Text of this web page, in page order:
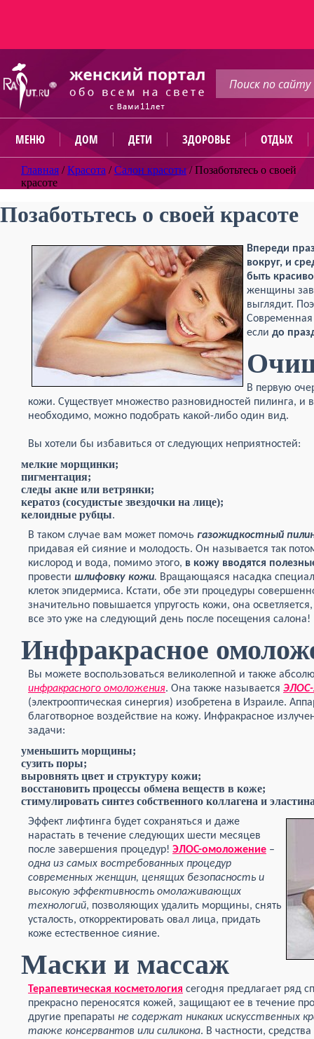
МЕНЮ ДОМ ДЕТИ ЗДОРОВЬЕ ОТДЫХ
Главная /Красота /Салон красоты /Позаботьтесь о своей
красоте
Позаботьтесь о своей красоте
Впереди
вокруг, и
быть
женщины
выглядит.
Современная
если до
В первую
кожи. Существует множество разновидностей пилинга, и
необходимо, можно подобрать какой-либо один вид.
Вы хотели бы избавиться от следующих неприятностей:
мелкие морщинки;
пигментация;
следы акне или ветрянки;
кератоз (сосудистые звездочки на лице);
келоидные рубцы.
В таком случае вам может помочь газожидкостный
придавая ей сияние и молодость. Он называется так
кислород и вода, помимо этого, в кожу вводятся
провести шлифовку кожи. Вращающаяся насадка
клеток эпидермиса. Кстати, обе эти процедуры
значительно повышается упругость кожи, она
все это уже на следующий день после посещения салона!
Инфракрасное
Вы можете воспользоваться великолепной и также
инфракрасного омоложения. Она также называется
(электрооптическая синергия) изобретена в Израиле.
благотворное воздействие на кожу. Инфракрасное
задачи:
уменьшить морщины;
сузить поры;
выровнять цвет и структуру кожи;
восстановить процессы обмена веществ в коже;
стимулировать синтез собственного коллагена и
Эффект лифтинга будет сохраняться и даже
нарастать в течение следующих шести месяцев
после завершения процедур! ЭЛОС-омоложение –
одна из самых востребованных процедур
современных женщин, ценящих безопасность и
высокую эффективность омолаживающих
технологий, позволяющих удалить морщины, снять
усталость, откорректировать овал лица, придать
коже естественное сияние.
Маски и массаж
Терапевтическая косметология сегодня предлагает ряд
прекрасно переносятся кожей, защищают ее в течение
другие препараты не содержат никаких искусственных
также консервантов или силикона. В частности, средства